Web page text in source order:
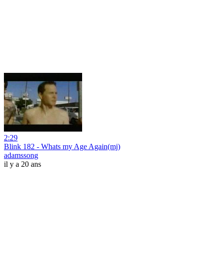
2:29
Blink 182 - Whats my Age Again(mj)
adamssong
il y a 20 ans